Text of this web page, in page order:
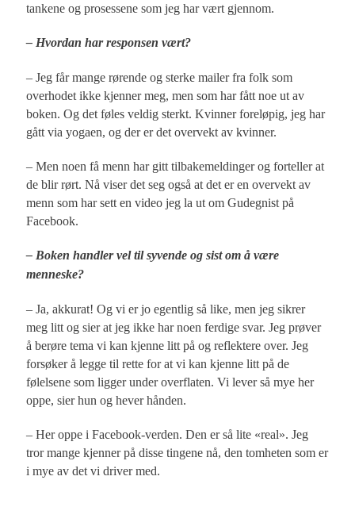
tankene og prosessene som jeg har vært gjennom.
– Hvordan har responsen vært?
– Jeg får mange rørende og sterke mailer fra folk som
overhodet ikke kjenner meg, men som har fått noe ut av
boken. Og det føles veldig sterkt. Kvinner foreløpig, jeg har
gått via yogaen, og der er det overvekt av kvinner.
– Men noen få menn har gitt tilbakemeldinger og forteller at
de blir rørt. Nå viser det seg også at det er en overvekt av
menn som har sett en video jeg la ut om Gudegnist på
Facebook.
– Boken handler vel til syvende og sist om å være
menneske?
– Ja, akkurat! Og vi er jo egentlig så like, men jeg sikrer
meg litt og sier at jeg ikke har noen ferdige svar. Jeg prøver
å berøre tema vi kan kjenne litt på og reflektere over. Jeg
forsøker å legge til rette for at vi kan kjenne litt på de
følelsene som ligger under overflaten. Vi lever så mye her
oppe, sier hun og hever hånden.
– Her oppe i Facebook-verden. Den er så lite «real». Jeg
tror mange kjenner på disse tingene nå, den tomheten som er
i mye av det vi driver med.